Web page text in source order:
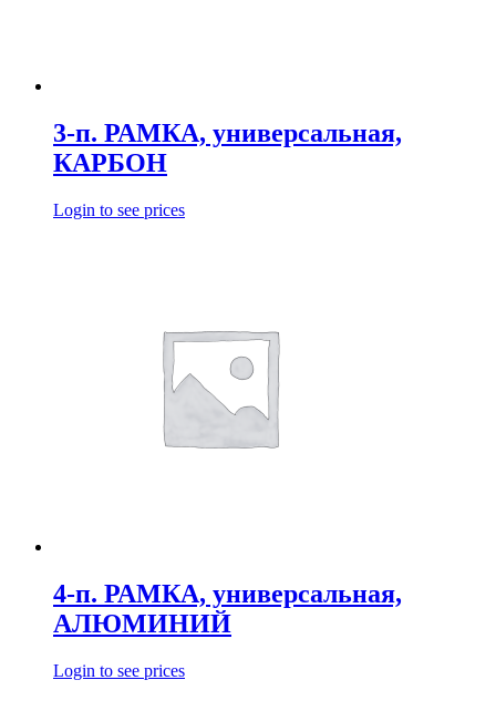
3-п. РАМКА, универсальная,
КАРБОН
Login to see prices
4-п. РАМКА, универсальная,
АЛЮМИНИЙ
Login to see prices